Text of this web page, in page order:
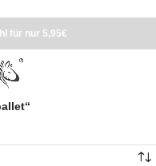
für nur 5,95€